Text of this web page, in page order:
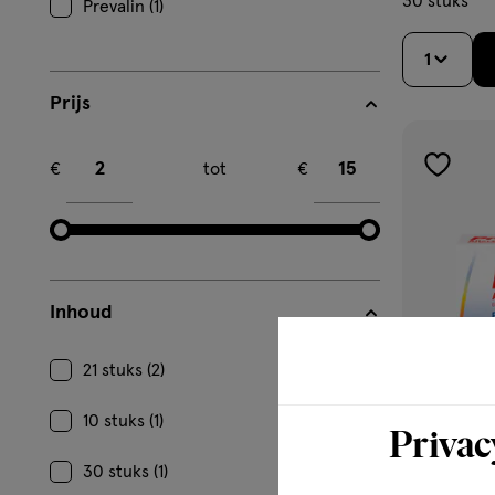
Prevalin (1)
Prijs
€
tot
€
Inhoud
21 stuks (2)
10 stuks (1)
30 stuks (1)
1